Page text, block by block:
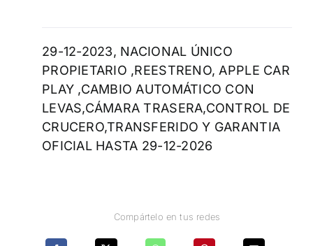
29-12-2023, NACIONAL ÚNICO
PROPIETARIO ,REESTRENO, APPLE CAR
PLAY ,CAMBIO AUTOMÁTICO CON
LEVAS,CÁMARA TRASERA,CONTROL DE
CRUCERO,TRANSFERIDO Y GARANTIA
OFICIAL HASTA 29-12-2026
Compártelo en tus redes